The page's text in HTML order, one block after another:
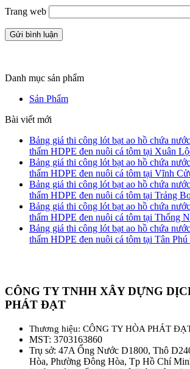
Trang web
Danh mục sản phẩm
Sản Phẩm
Bài viết mới
Bảng giá thi công lót bạt ao hồ chứa
thấm HDPE đen nuôi cá tôm tại Xuân
Bảng giá thi công lót bạt ao hồ chứa
thấm HDPE đen nuôi cá tôm tại Vĩnh
Bảng giá thi công lót bạt ao hồ chứa
thấm HDPE đen nuôi cá tôm tại Trảng
Bảng giá thi công lót bạt ao hồ chứa
thấm HDPE đen nuôi cá tôm tại Thống
Bảng giá thi công lót bạt ao hồ chứa
thấm HDPE đen nuôi cá tôm tại Tân
CÔNG TY TNHH XÂY DỰNG
PHÁT ĐẠT
Thương hiệu: CÔNG TY HÒA PHÁT
MST: 3703163860
Trụ sở: 47A Ống Nước D1800, Thô
Hòa, Phường Đông Hòa, Tp Hồ Chí